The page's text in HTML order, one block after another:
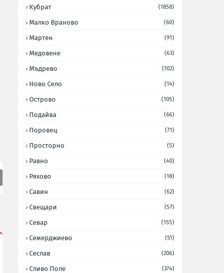
Кубрат (1858)
Малко Враново (60)
Мартен (91)
Медовене (63)
Мъдрево (102)
Ново Село (14)
Острово (105)
Подайва (66)
Поровец (71)
Просторно (5)
Равно (40)
Ряхово (18)
Савин (62)
Свещари (57)
Севар (155)
Семерджиево (51)
Сеслав (206)
Сливо Поле (374)